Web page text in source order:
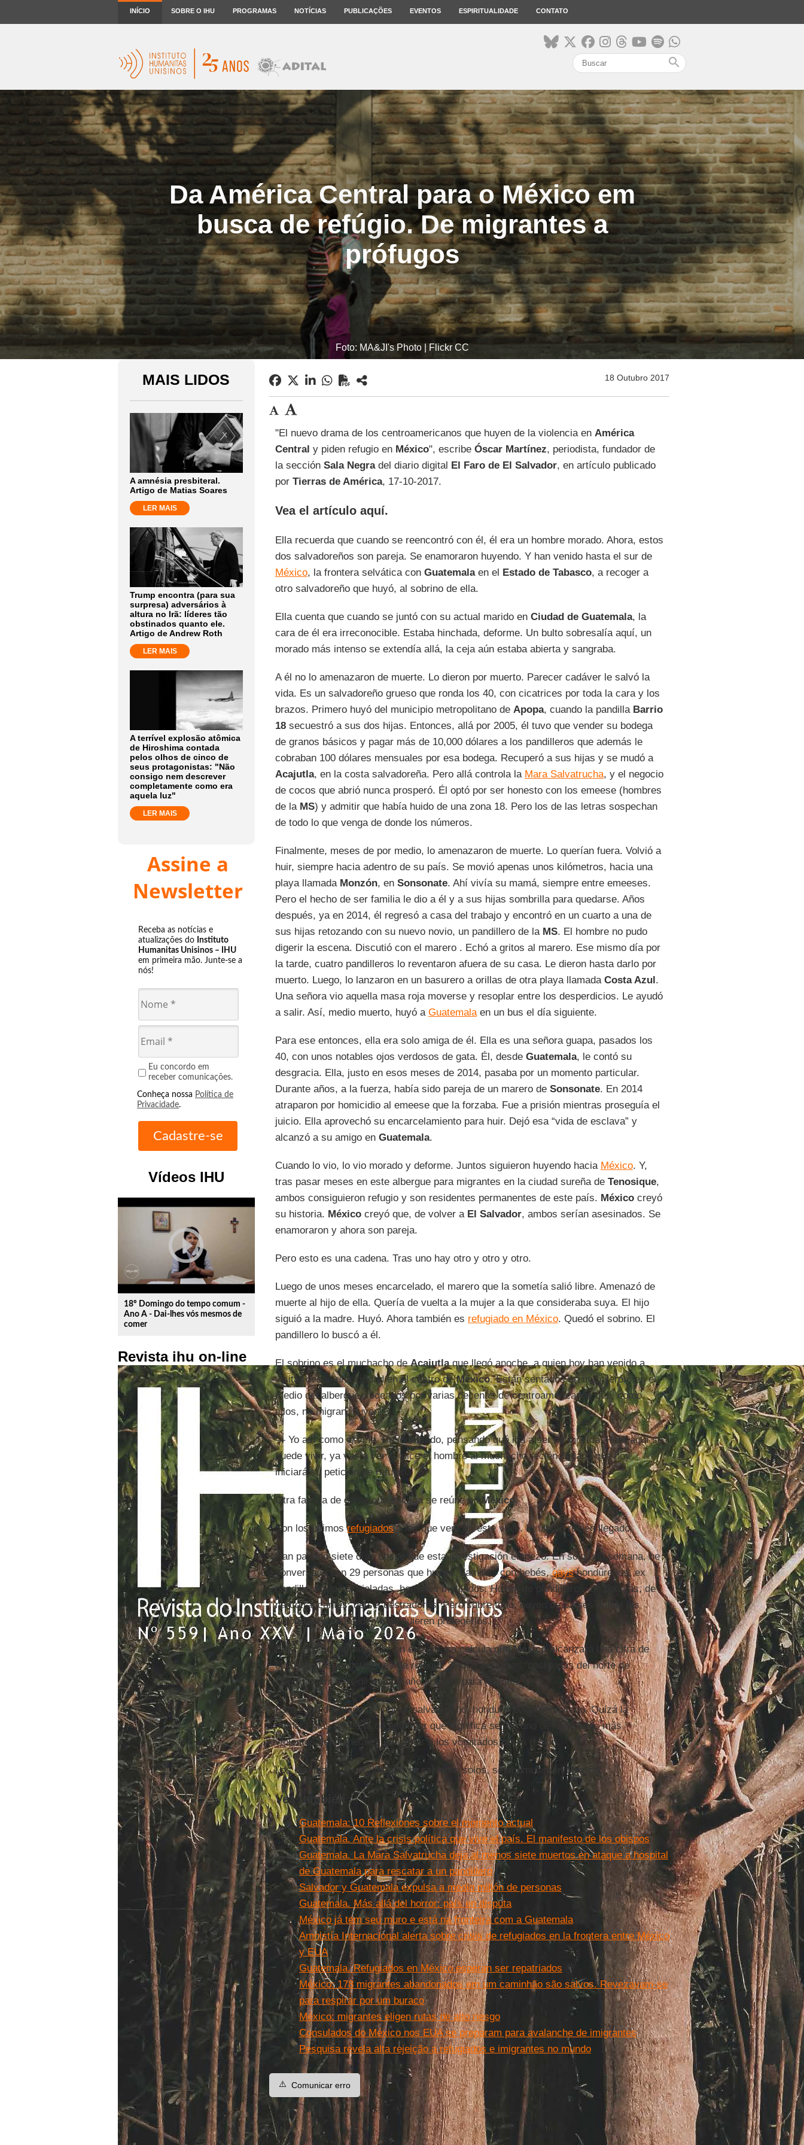
INÍCIO SOBRE O IHU PROGRAMAS NOTÍCIAS PUBLICAÇÕES EVENTOS ESPIRITUALIDADE CONTATO
search
Da América Central para o México em
busca de refúgio. De migrantes a
prófugos
Foto: MA&JI's Photo | Flickr CC
MAIS LIDOS
A amnésia presbiteral.
Artigo de Matias Soares
LER MAIS
Trump encontra (para sua
surpresa) adversários à
altura no Irã: líderes tão
obstinados quanto ele.
Artigo de Andrew Roth
LER MAIS
A terrível explosão atômica
de Hiroshima contada
pelos olhos de cinco de
seus protagonistas: "Não
consigo nem descrever
completamente como era
aquela luz"
LER MAIS
Assine a
Newsletter
Receba as notícias e
atualizações do Instituto
Humanitas Unisinos – IHU
em primeira mão. Junte-se a
nós!
Eu concordo em
receber comunicações.
Conheça nossa Política de
Privacidade.
Vídeos IHU
play_circle_outline
18º Domingo do tempo comum -
Ano A - Dai-lhes vós mesmos de
comer
Revista ihu on-line
18 Outubro 2017
"El nuevo drama de los centroamericanos que huyen de la violencia en América
Central y piden refugio en México", escribe Óscar Martínez, periodista, fundador de
la sección Sala Negradel diario digital El Faro de El Salvador, en artículo publicado
por Tierras de América, 17-10-2017.
Vea el artículo aquí.
Ella recuerda que cuando se reencontró con él, él era un hombre morado. Ahora, estos
dos salvadoreños son pareja. Se enamoraron huyendo. Y han venido hasta el sur de
México, la frontera selvática con Guatemalaen el Estado de Tabasco, a recoger a
otro salvadoreño que huyó, al sobrino de ella.
Ella cuenta que cuando se juntó con su actual marido en Ciudad de Guatemala, la
cara de él era irreconocible. Estaba hinchada, deforme. Un bulto sobresalía aquí, un
morado más intenso se extendía allá, la ceja aún estaba abierta y sangraba.
A él no lo amenazaron de muerte. Lo dieron por muerto. Parecer cadáver le salvó la
vida. Es un salvadoreño grueso que ronda los 40, con cicatrices por toda la cara y los
brazos. Primero huyó del municipio metropolitano de Apopa, cuando la pandilla Barrio
18secuestró a sus dos hijas. Entonces, allá por 2005, él tuvo que vender su bodega
de granos básicos y pagar más de 10,000 dólares a los pandilleros que además le
cobraban 100 dólares mensuales por esa bodega. Recuperó a sus hijas y se mudó a
Acajutla, en la costa salvadoreña. Pero allá controla la Mara Salvatrucha, y el negocio
de cocos que abrió nunca prosperó. Él optó por ser honesto con los emeese (hombres
de la MS) y admitir que había huido de una zona 18. Pero los de las letras sospechan
de todo lo que venga de donde los números.
Finalmente, meses de por medio, lo amenazaron de muerte. Lo querían fuera. Volvió a
huir, siempre hacia adentro de su país. Se movió apenas unos kilómetros, hacia una
playa llamada Monzón, en Sonsonate. Ahí vivía su mamá, siempre entre emeeses.
Pero el hecho de ser familia le dio a él y a sus hijas sombrilla para quedarse. Años
después, ya en 2014, él regresó a casa del trabajo y encontró en un cuarto a una de
sus hijas retozando con su nuevo novio, un pandillero de la MS. El hombre no pudo
digerir la escena. Discutió con el marero . Echó a gritos al marero. Ese mismo día por
la tarde, cuatro pandilleros lo reventaron afuera de su casa. Le dieron hasta darlo por
muerto. Luego, lo lanzaron en un basurero a orillas de otra playa llamada Costa Azul.
Una señora vio aquella masa roja moverse y resoplar entre los desperdicios. Le ayudó
a salir. Así, medio muerto, huyó a Guatemalaen un bus el día siguiente.
Para ese entonces, ella era solo amiga de él. Ella es una señora guapa, pasados los
40, con unos notables ojos verdosos de gata. Él, desde Guatemala, le contó su
desgracia. Ella, justo en esos meses de 2014, pasaba por un momento particular.
Durante años, a la fuerza, había sido pareja de un marero de Sonsonate. En 2014
atraparon por homicidio al emeese que la forzaba. Fue a prisión mientras proseguía el
juicio. Ella aprovechó su encarcelamiento para huir. Dejó esa “vida de esclava” y
alcanzó a su amigo en Guatemala.
Cuando lo vio, lo vio morado y deforme. Juntos siguieron huyendo hacia México. Y,
tras pasar meses en este albergue para migrantes en la ciudad sureña de Tenosique,
ambos consiguieron refugio y son residentes permanentes de este país. Méxicocreyó
su historia. Méxicocreyó que, de volver a El Salvador, ambos serían asesinados. Se
enamoraron y ahora son pareja.
Pero esto es una cadena. Tras uno hay otro y otro y otro.
Luego de unos meses encarcelado, el marero que la sometía salió libre. Amenazó de
muerte al hijo de ella. Quería de vuelta a la mujer a la que consideraba suya. El hijo
siguió a la madre. Huyó. Ahora también es refugiado en México. Quedó el sobrino. El
pandillero lo buscó a él.
El sobrino es el muchacho deAcajutlaque llegó anoche, a quien hoy han venido a
visitar desde una ciudad en el centro deMéxico. Están sentados en un galerón, en el
medio del albergue, rodeados por varias decenas de centroamericanos que, como
ellos, no migran, huyen.
— Yo así como él vine. Desorientado, pensando qué iba a ser de mi vida. Pero aquí se
puede vivir, ya vas a ver — dice el hombre al muchacho recién llegado que hoy
iniciará su petición de refugio.
Otra familia de gente que escapa se reúne enMéxico.
Son los últimosrefugiadosa los que veré en este viaje. El último recién llegado.
Han pasado siete días desde que esta investigación empezó. En solo una semana, he
conversado con 29 personas que huyen. Familias con bebés,gayshondureños, ex
pandilleros, niñas violadas, hombres mutilados. Huyen de pandilleros, de policías, de
narcotraficantes, de secuestradores. Pero sobre todo, huyen de países donde las
autoridades no pueden o no quieren protegerlos.
Este año, por primera vez en el siglo, se calcula queMéxicoalcanzará una cifra de
cinco dígitos en peticiones de refugio: 20,000 personas, casi todas del norte de
Centroamérica, pedirán este año acogida para no morir.
Este es el destilado del horror salvadoreño, hondureño, guatemalteco. Quizá la
manera más expedita de entender qué significa ser de uno de los países más
violentos del planeta es escuchar a los vomitados por la región.
Los que iban a morir, los que se salvaron solos, se acumulan enMéxico .
Vea también
Guatemala: 10 Reflexiones sobre el momento actual
Guatemala. Ante la crisis política que vive el país. El manifesto de los obispos
Guatemala. La Mara Salvatrucha deja al menos siete muertos en ataque a hospital
de Guatemala para rescatar a un pandillero
Salvador y Guatemala expulsa a medio millón de personas
Guatemala. Más allá del horror: país en disputa
México já tem seu muro e está na fronteira com a Guatemala
Amnistía Internacional alerta sobre crisis de refugiados en la frontera entre México
y EUA
Guatemala. Refugiados en México esperan ser repatriados
México: 178 migrantes abandonados em um caminhão são salvos. Revezavam-se
para respirar por um buraco
México: migrantes eligen rutas de alto riesgo
Consulados do México nos EUA se preparam para avalanche de imigrantes
Pesquisa revela alta rejeição a refugiados e imigrantes no mundo
⚠️ Comunicar erro